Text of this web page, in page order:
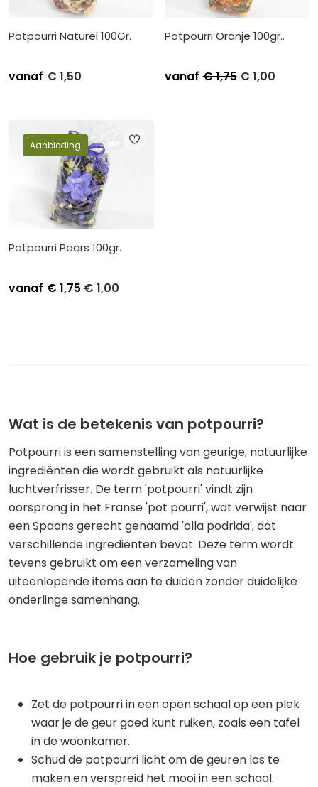
Potpourri Naturel 100Gr.
vanaf € 1,50
1,50
Grootverpakking per 36
Potpourri Oranje 100gr..
€1,75
vanaf € 1,00
Aanbieding
Potpourri Paars 100gr.
€1,75
vanaf € 1,00
Wat is de betekenis van potpourri?
Potpourri is een samenstelling van geurige, natuurlijke
ingrediënten die wordt gebruikt als natuurlijke
luchtverfrisser. De term 'potpourri' vindt zijn
oorsprong in het Franse 'pot pourri', wat verwijst naar
een Spaans gerecht genaamd 'olla podrida', dat
verschillende ingrediënten bevat. Deze term wordt
tevens gebruikt om een verzameling van
uiteenlopende items aan te duiden zonder duidelijke
onderlinge samenhang.
Hoe gebruik je potpourri?
Zet de potpourri in een open schaal op een plek
waar je de geur goed kunt ruiken, zoals een tafel
in de woonkamer.
Schud de potpourri licht om de geuren los te
maken en verspreid het mooi in een schaal.